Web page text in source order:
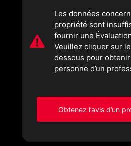
Les données
propriété sont
fournir une
Veuillez cliquer sur
dessous pour
personne d’un
Obtenez l’avis d’un